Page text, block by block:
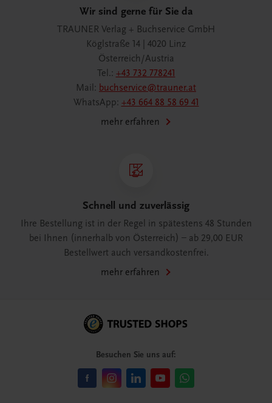
Wir sind gerne für Sie da
TRAUNER Verlag + Buchservice GmbH
Köglstraße 14 | 4020 Linz
Österreich/Austria
Tel.: +43 732 778241
Mail: buchservice@trauner.at
WhatsApp: +43 664 88 58 69 41
mehr erfahren
Schnell und zuverlässig
Ihre Bestellung ist in der Regel in spätestens 48 Stunden
bei Ihnen (innerhalb von Österreich) – ab 29,00 EUR
Bestellwert auch versandkostenfrei.
mehr erfahren
Besuchen Sie uns auf: